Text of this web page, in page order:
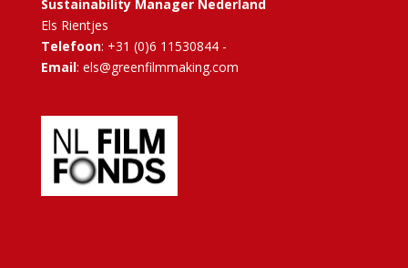
Sustainability Manager Nederland
Els Rientjes
Telefoon: +31 (0)6 11530844 -
Email: els@greenfilmmaking.com